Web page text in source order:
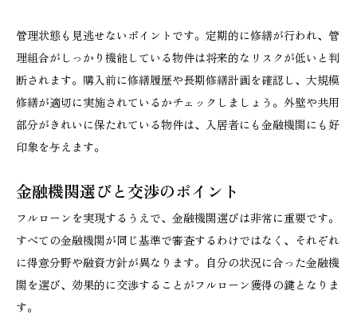
管理状態も見逃せないポイントです。定期的に修繕が行われ、管
理組合がしっかり機能している物件は将来的なリスクが低いと判
断されます。購入前に修繕履歴や長期修繕計画を確認し、大規模
修繕が適切に実施されているかチェックしましょう。外壁や共用
部分がきれいに保たれている物件は、入居者にも金融機関にも好
印象を与えます。
金融機関選びと交渉のポイント
フルローンを実現するうえで、金融機関選びは非常に重要です。
すべての金融機関が同じ基準で審査するわけではなく、それぞれ
に得意分野や融資方針が異なります。自分の状況に合った金融機
関を選び、効果的に交渉することがフルローン獲得の鍵となりま
す。